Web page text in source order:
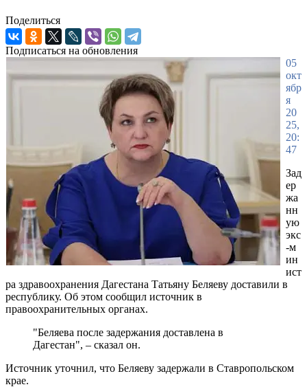
Поделиться
Подписаться на обновления
05
окт
ябр
я
20
25,
20:
47
Зад
ер
жа
нн
ую
экс
-м
ин
ист
ра здравоохранения Дагестана Татьяну Беляеву доставили в
республику. Об этом сообщил источник в
правоохранительных органах.
"Беляева после задержания доставлена в
Дагестан", – сказал он.
Источник уточнил, что Беляеву задержали в Ставропольском
крае.